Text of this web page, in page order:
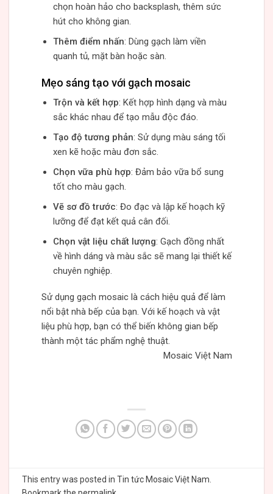
chọn hoàn hảo cho backsplash, thêm sức
hút cho không gian.
Thêm điểm nhấn: Dùng gạch làm viền
quanh tủ, mặt bàn hoặc sàn.
Mẹo sáng tạo với gạch mosaic
Trộn và kết hợp: Kết hợp hình dạng và màu
sắc khác nhau để tạo mẫu độc đáo.
Tạo độ tương phản: Sử dụng màu sáng tối
xen kẽ hoặc màu đơn sắc.
Chọn vữa phù hợp: Đảm bảo vữa bổ sung
tốt cho màu gạch.
Vẽ sơ đồ trước: Đo đạc và lập kế hoạch kỹ
lưỡng để đạt kết quả cân đối.
Chọn vật liệu chất lượng: Gạch đồng nhất
về hình dáng và màu sắc sẽ mang lại thiết kế
chuyên nghiệp.
Sử dụng gạch mosaic là cách hiệu quả để làm
nổi bật nhà bếp của bạn. Với kế hoạch và vật
liệu phù hợp, bạn có thể biến không gian bếp
thành một tác phẩm nghệ thuật.
Mosaic Việt Nam
This entry was posted in Tin tức Mosaic Việt Nam